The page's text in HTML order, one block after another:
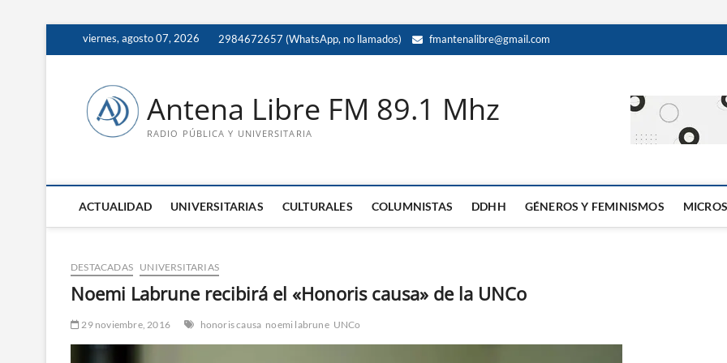
viernes, agosto 07, 2026 2984672657 (WhatsApp, no llamados) fmantenalibre@gmail.com
Antena Libre FM 89.1 Mhz
RADIO PÚBLICA Y UNIVERSITARIA
ACTUALIDAD UNIVERSITARIAS CULTURALES COLUMNISTAS DDHH GÉNEROS Y FEMINISMOS MICROS
DESTACADAS UNIVERSITARIAS
Noemi Labrune recibirá el «Honoris causa» de la UNCo
29 noviembre, 2016 honoris causa noemi labrune UNCo